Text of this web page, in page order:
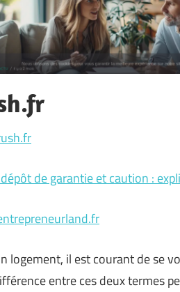
de garantie et caution :
logement, il est courant de se
entre ces deux termes